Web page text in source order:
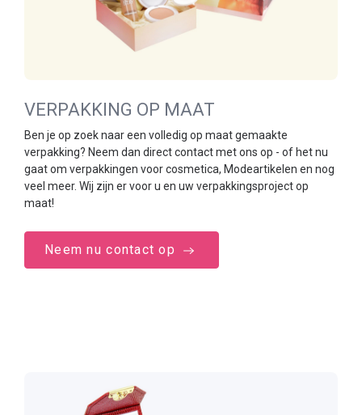
VERPAKKING OP MAAT
Ben je op zoek naar een volledig op maat gemaakte
verpakking? Neem dan direct contact met ons op - of het nu
gaat om verpakkingen voor cosmetica, Modeartikelen en nog
veel meer. Wij zijn er voor u en uw verpakkingsproject op
maat!
Neem nu contact op